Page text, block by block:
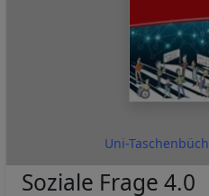
Uni-
Soziale Frage 4.0